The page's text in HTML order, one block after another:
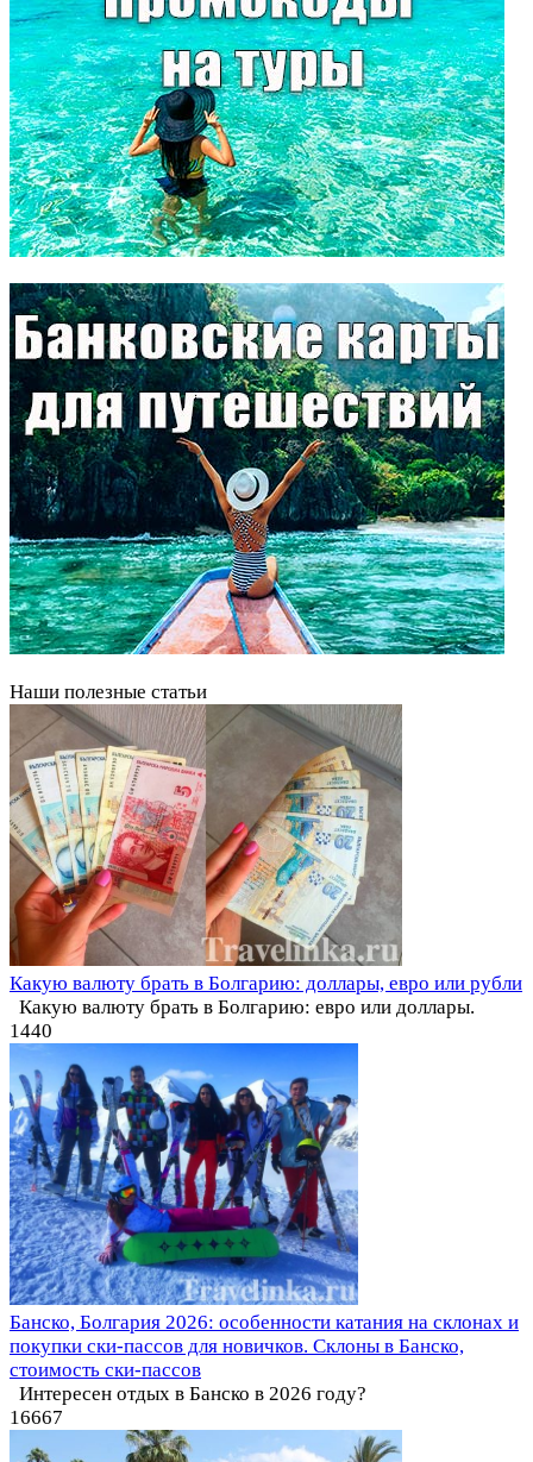
Наши полезные статьи
Какую валюту брать в Болгарию: доллары, евро или рубли
Какую валюту брать в Болгарию: евро или доллары.
1440
Банско, Болгария 2026: особенности катания на склонах и
покупки ски-пассов для новичков. Склоны в Банско,
стоимость ски-пассов
Интересен отдых в Банско в 2026 году?
16667